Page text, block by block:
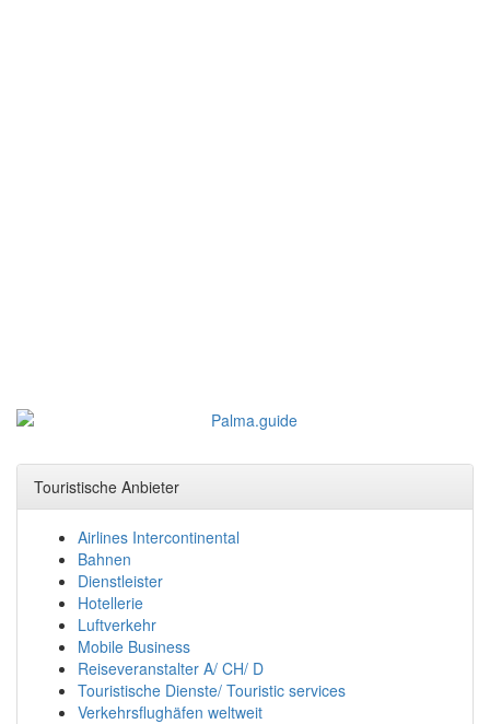
Touristische Anbieter
Airlines Intercontinental
Bahnen
Dienstleister
Hotellerie
Luftverkehr
Mobile Business
Reiseveranstalter A/ CH/ D
Touristische Dienste/ Touristic services
Verkehrsflughäfen weltweit